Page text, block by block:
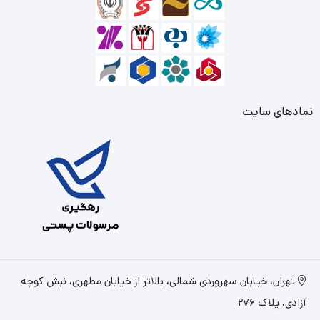
نمادهای سایت
تهران، خیابان سهروردی شمالی، بالاتر از خیابان مطهری، نبش کوچه
آزادی، پلاک 276